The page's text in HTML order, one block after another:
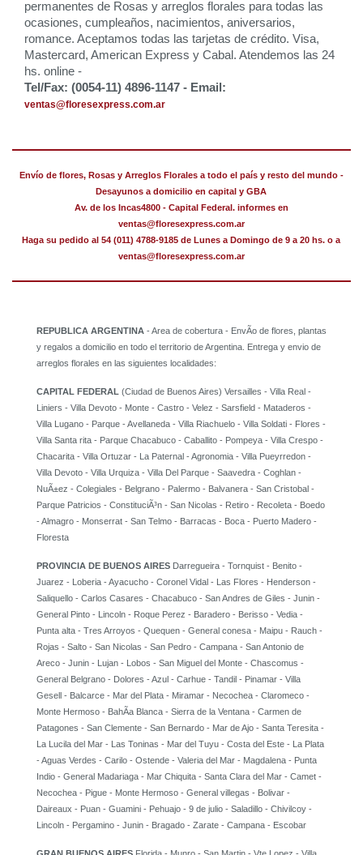
permanentes de Rosas y arreglos florales para todas las
ocasiones, cumpleaños, nacimientos, aniversarios,
romance. Aceptamos todas las tarjetas de crédito. Visa,
Mastercard, American Express y Cabal. Atendemos las 24
hs. online -
Tel/Fax: (0054-11) 4896-1147 - Email:
ventas@floresexpress.com.ar
Envío de flores, Rosas y Arreglos Florales a todo el país y resto del mundo -
Desayunos a domicilio en capital y GBA
Av. de los Incas4800 - Capital Federal. informes en
ventas@floresexpress.com.ar
Haga su pedido al 54 (011) 4788-9185 de Lunes a Domingo de 9 a 20 hs. o a
ventas@floresexpress.com.ar
REPUBLICA ARGENTINA - Area de cobertura - EnvÃ­o de flores, plantas
y regalos a domicilio en todo el territorio de Argentina. Entrega y envio de
arreglos florales en las siguientes localidades:
CAPITAL FEDERAL (Ciudad de Buenos Aires) Versailles - Villa Real -
Liniers - Villa Devoto - Monte - Castro - Velez - Sarsfield - Mataderos -
Villa Lugano - Parque - Avellaneda - Villa Riachuelo - Villa Soldati - Flores -
Villa Santa rita - Parque Chacabuco - Caballito - Pompeya - Villa Crespo -
Chacarita - Villa Ortuzar - La Paternal - Agronomia - Villa Pueyrredon -
Villa Devoto - Villa Urquiza - Villa Del Parque - Saavedra - Coghlan -
NuÃ±ez - Colegiales - Belgrano - Palermo - Balvanera - San Cristobal -
Parque Patricios - ConstituciÃ³n - San Nicolas - Retiro - Recoleta - Boedo
- Almagro - Monserrat - San Telmo - Barracas - Boca - Puerto Madero -
Floresta
PROVINCIA DE BUENOS AIRES Darregueira - Tornquist - Benito -
Juarez - Loberia - Ayacucho - Coronel Vidal - Las Flores - Henderson -
Saliquello - Carlos Casares - Chacabuco - San Andres de Giles - Junin -
General Pinto - Lincoln - Roque Perez - Baradero - Berisso - Vedia -
Punta alta - Tres Arroyos - Quequen - General conesa - Maipu - Rauch -
Rojas - Salto - San Nicolas - San Pedro - Campana - San Antonio de
Areco - Junin - Lujan - Lobos - San Miguel del Monte - Chascomus -
General Belgrano - Dolores - Azul - Carhue - Tandil - Pinamar - Villa
Gesell - Balcarce - Mar del Plata - Miramar - Necochea - Claromeco -
Monte Hermoso - BahÃ­a Blanca - Sierra de la Ventana - Carmen de
Patagones - San Clemente - San Bernardo - Mar de Ajo - Santa Teresita -
La Lucila del Mar - Las Toninas - Mar del Tuyu - Costa del Este - La Plata
- Aguas Verdes - Carilo - Ostende - Valeria del Mar - Magdalena - Punta
Indio - General Madariaga - Mar Chiquita - Santa Clara del Mar - Camet -
Necochea - Pigue - Monte Hermoso - General villegas - Bolivar -
Daireaux - Puan - Guamini - Pehuajo - 9 de julio - Saladillo - Chivilcoy -
Lincoln - Pergamino - Junin - Bragado - Zarate - Campana - Escobar